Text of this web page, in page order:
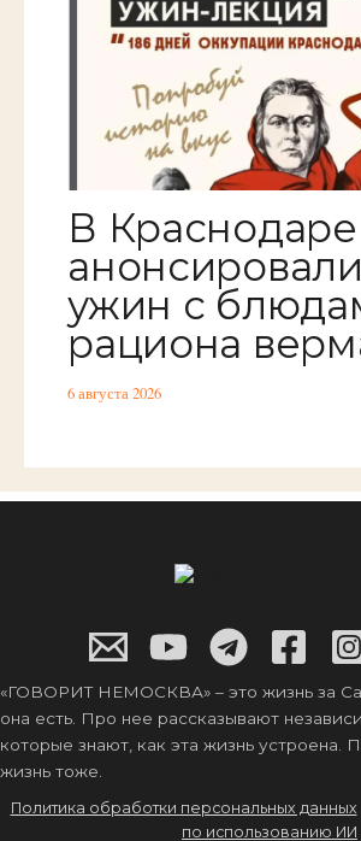
В Краснодаре
анонсировали
ужин с
рациона
6 августа 2026
«ГОВОРИТ НЕМОСКВА» – это жизнь за
она есть. Про нее рассказывают
которые знают, как эта жизнь устроена.
жизнь тоже.
Политика обработки персональных данных
по использованию ИИ